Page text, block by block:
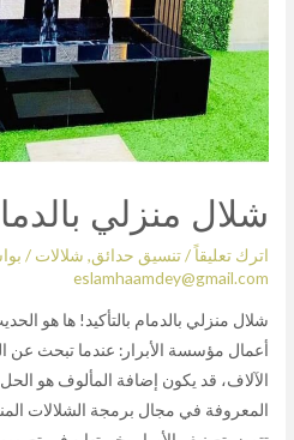
شلال منزلي
اترك تعليقاً/تنسيق حدائق, شلالات /
eslamhaamdey@gmail.com
شلال منزلي بالدمام بالتأكيد! ها هو
أعمال مؤسسة الأبرار: عندما تبحث عن
الآلاف، قد يكون إضافة المألوف هو
المعروفة في مجال برمجة الشلالات